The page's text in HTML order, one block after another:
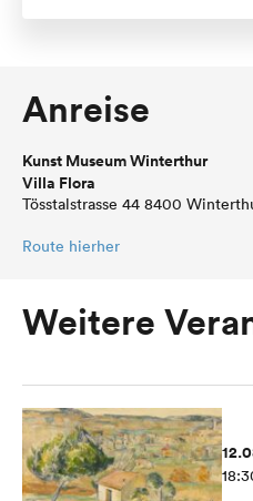
Anreise
Kunst Museum Winterthur
Villa Flora
Tösstalstrasse 44 8400
Route hierher
Weitere